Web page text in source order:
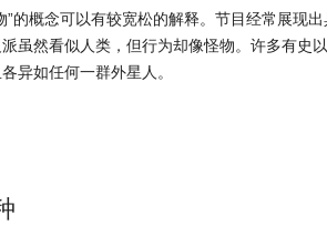
”的概念可以有较宽松的解释。节目经常展现
虽然看似人类，但行为却像怪物。许多有史
异如任何一群外星人。